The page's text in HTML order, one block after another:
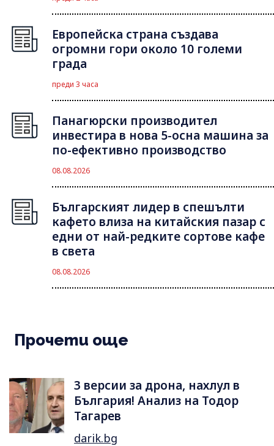
Европейска страна създава
огромни гори около 10 големи
града
преди 3 часа
Панагюрски производител
инвестира в нова 5-осна машина за
по-ефективно производство
08.08.2026
Българският лидер в спешълти
кафето влиза на китайския пазар с
едни от най-редките сортове кафе
в света
08.08.2026
Прочети още
3 версии за дрона, нахлул в
България! Анализ на Тодор
Тагарев
darik.bg